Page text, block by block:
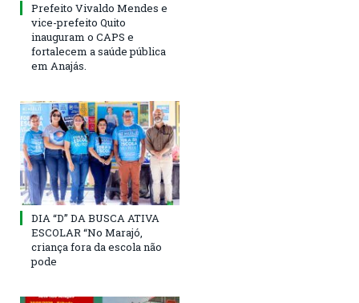
Prefeito Vivaldo Mendes e
vice-prefeito Quito
inauguram o CAPS e
fortalecem a saúde pública
em Anajás.
DIA “D” DA BUSCA ATIVA
ESCOLAR “No Marajó,
criança fora da escola não
pode